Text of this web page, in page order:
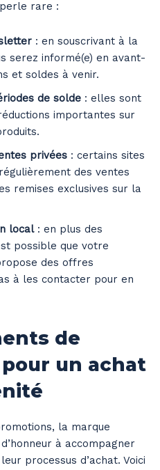
rare :
: en souscrivant à la
serez informé(e) en avant-
et soldes à venir.
de solde : elles sont
importantes sur
privées : certains sites
des ventes
remises exclusives sur la
local: en plus des
possible que votre
des offres
à les contacter pour en
de
un achat
la marque
à accompagner
processus d’achat. Voici